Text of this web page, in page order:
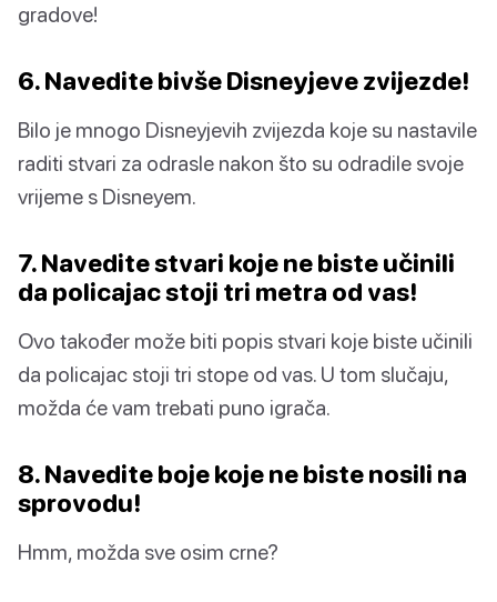
gradove!
6. Navedite bivše Disneyjeve zvijezde!
Bilo je mnogo Disneyjevih zvijezda koje su nastavile
raditi stvari za odrasle nakon što su odradile svoje
vrijeme s Disneyem.
7. Navedite stvari koje ne biste učinili
da policajac stoji tri metra od vas!
Ovo također može biti popis stvari koje biste učinili
da policajac stoji tri stope od vas. U tom slučaju,
možda će vam trebati puno igrača.
8. Navedite boje koje ne biste nosili na
sprovodu!
Hmm, možda sve osim crne?